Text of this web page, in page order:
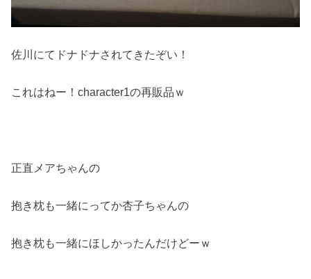
佐川にてドナドナされてきたぞい！
これはねー！character1の再販品ｗ
正直メアちゃんの
抱き枕も一緒にってか杏子ちゃんの
抱き枕も一緒にほしかったんだけどーｗ